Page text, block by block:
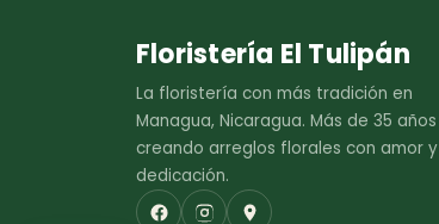
Floristería El Tulipán
La floristería con más tradición en
Managua, Nicaragua. Más de 35 años
creando arreglos florales con amor y
dedicación.